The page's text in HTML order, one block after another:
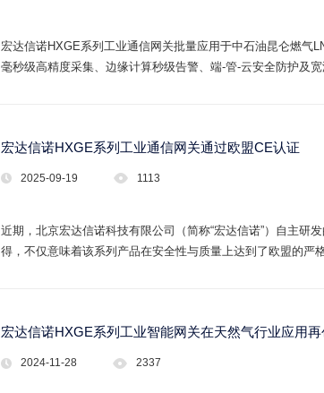
宏达信诺HXGE系列工业通信网关批量应用于中石油昆仑燃气
毫秒级高精度采集、边缘计算秒级告警、端-管-云安全防护及
宏达信诺HXGE系列工业通信网关通过欧盟CE认证
2025-09-19 1113
近期，北京宏达信诺科技有限公司（简称“宏达信诺”）自主研
得，不仅意味着该系列产品在安全性与质量上达到了欧盟的
宏达信诺HXGE系列工业智能网关在天然气行业应用
2024-11-28 2337